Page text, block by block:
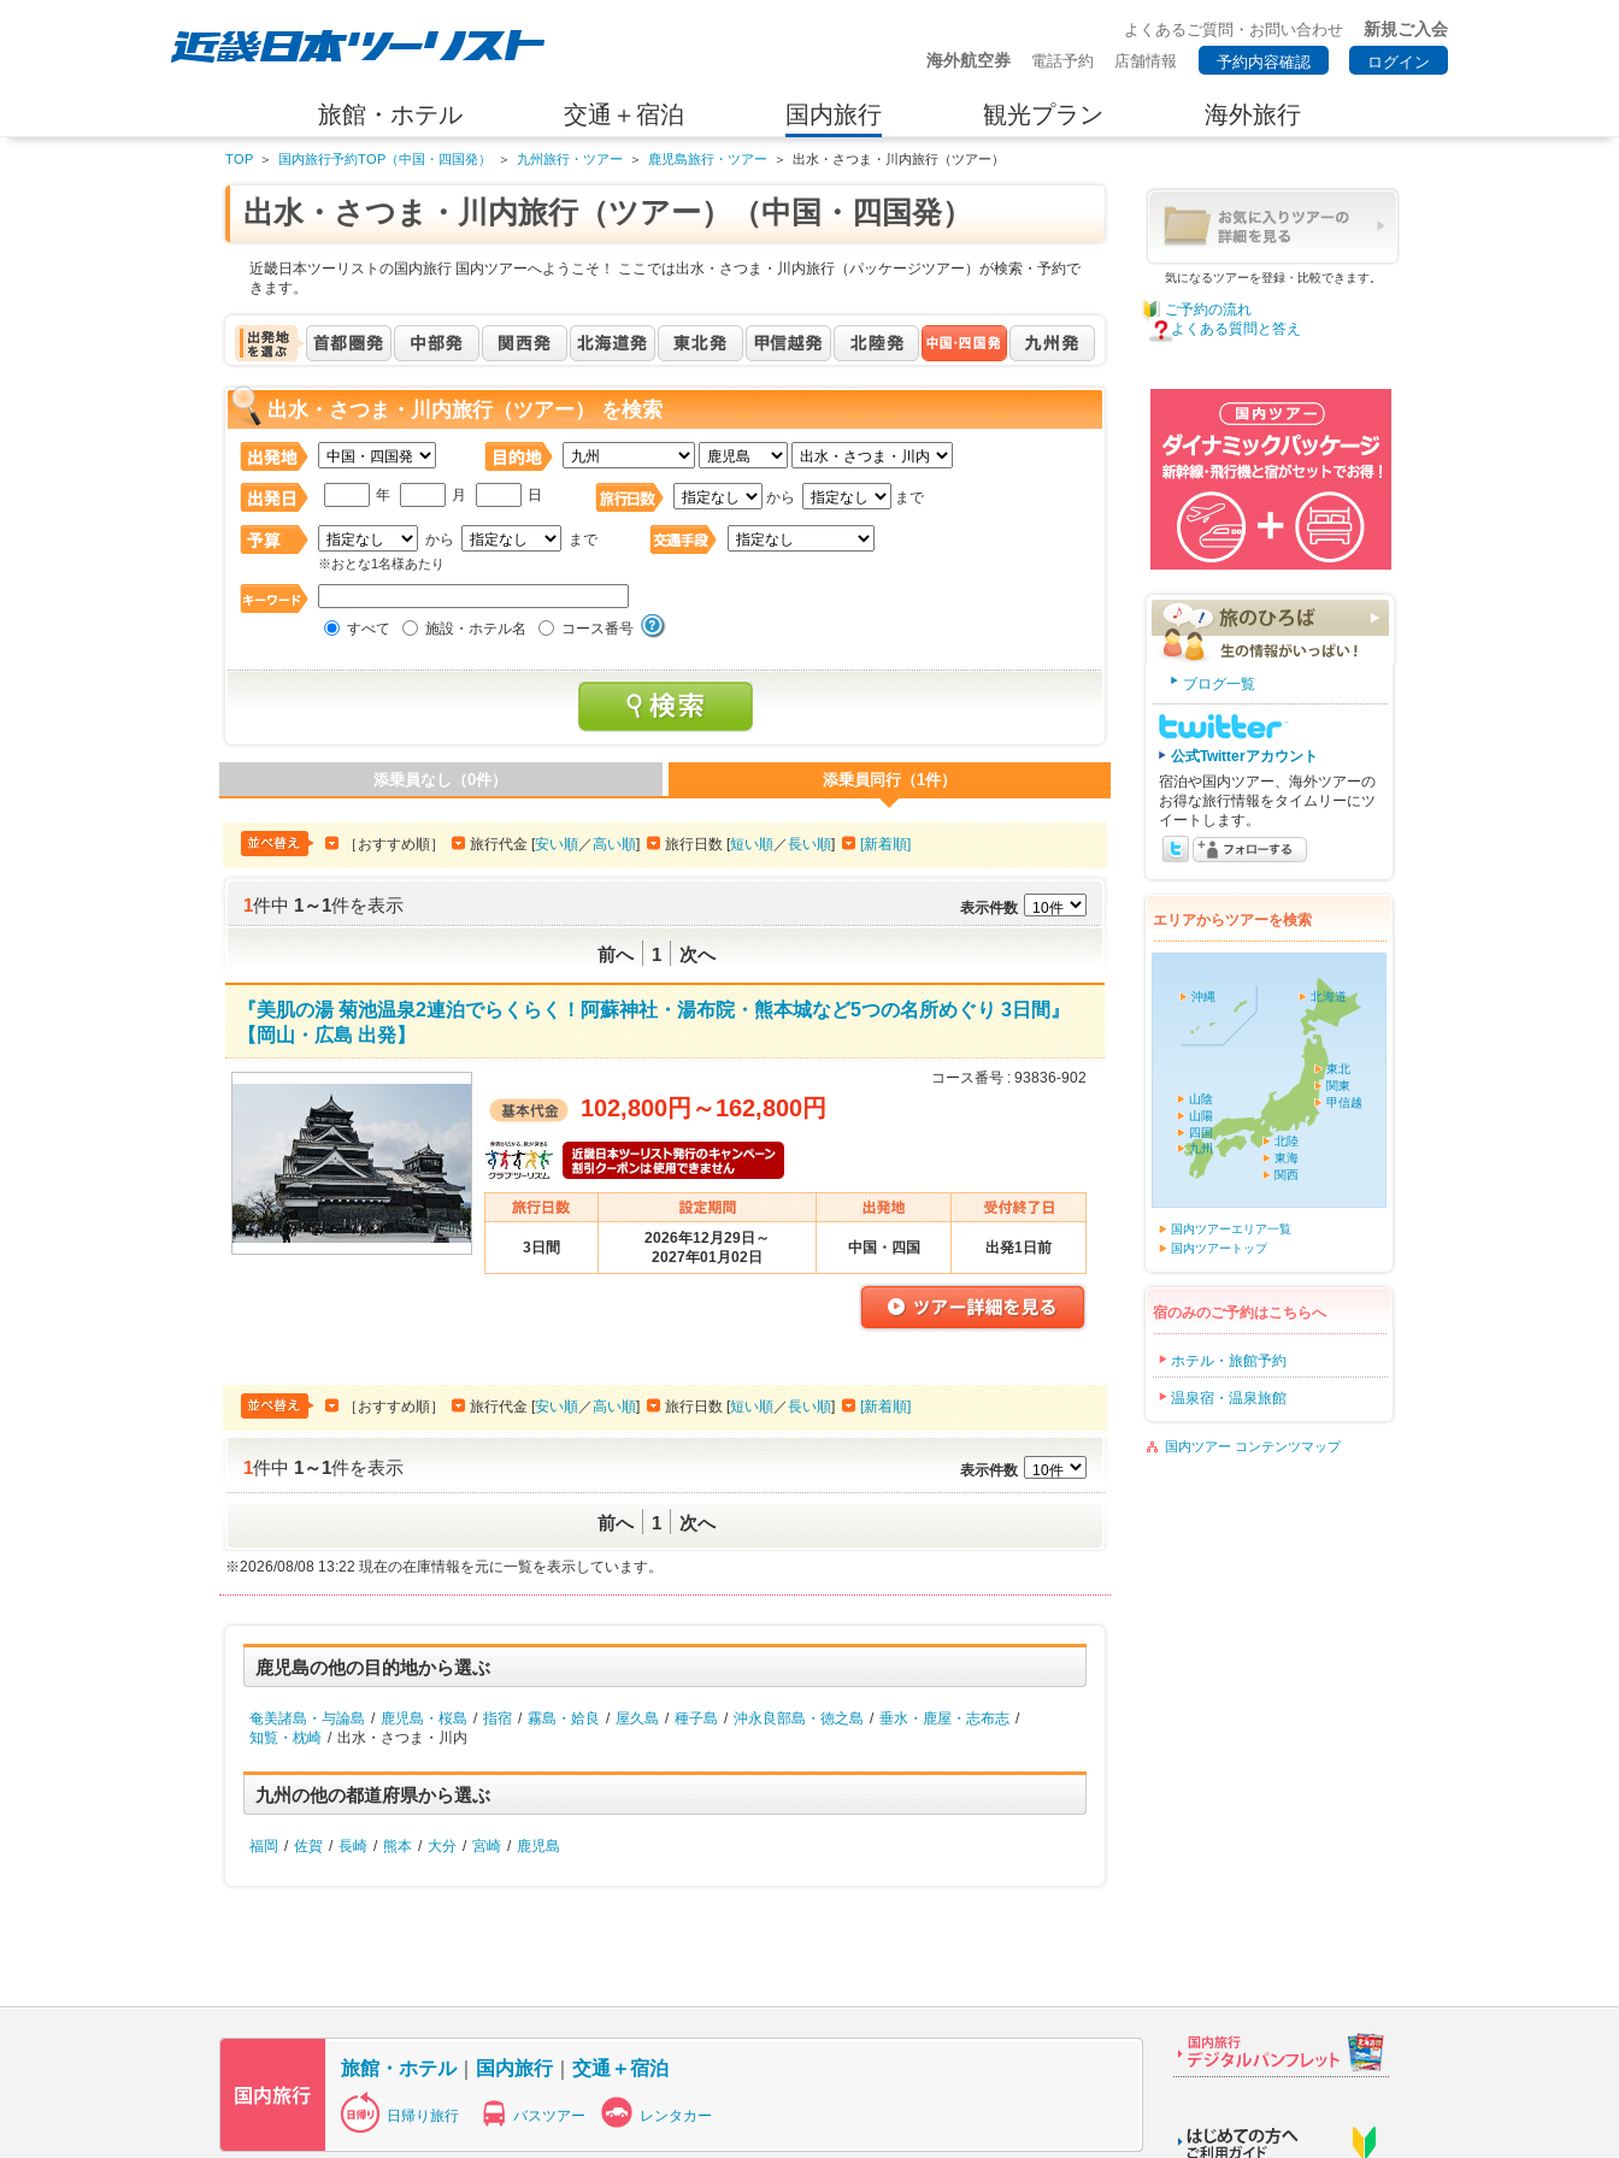
よくあるご質問・お問い合わせ
新規ご入会
海外航空券
電話予約 店舗情報 予約内容確認 ログイン
旅館・ホテル 交通＋宿泊 国内旅行 観光プラン 海外旅行
TOP ＞ 国内旅行予約TOP（中国・四国発） ＞ 九州旅行・ツアー ＞ 鹿児島旅行・ツアー ＞ 出水・さつま・川内旅行（ツアー）
出水・さつま・川内旅行（ツアー）（中国・四国発）
近畿日本ツーリストの国内旅行 国内ツアーへようこそ！ ここでは出水・さつま・川内旅行（パッケージツアー）が検索・予約で
きます。
出水・さつま・川内旅行（ツアー） を検索
年 月 日 から まで
から まで
※おとな1名様あたり
すべて 施設・ホテル名 コース番号
添乗員なし（0件） 添乗員同行（1件）
［おすすめ順］ 旅行代金 [安い順／高い順] 旅行日数 [短い順／長い順] [新着順]
1件中1～1件を表示 表示件数
前へ 1 次へ
『美肌の湯 菊池温泉2連泊でらくらく！阿蘇神社・湯布院・熊本城など5つの名所めぐり 3日間』
【岡山・広島 出発】
コース番号 : 93836-902
102,800円 ～162,800円
3日間
2026年12月29日～
2027年01月02日
中国・四国 出発1日前
［おすすめ順］ 旅行代金 [安い順／高い順] 旅行日数 [短い順／長い順] [新着順]
1件中1～1件を表示 表示件数
前へ 1 次へ
※2026/08/08 13:22 現在の在庫情報を元に一覧を表示しています。
鹿児島の他の目的地から選ぶ
奄美諸島・与論島 / 鹿児島・桜島 / 指宿 / 霧島・姶良 / 屋久島 / 種子島 / 沖永良部島・徳之島 / 垂水・鹿屋・志布志 /
知覧・枕崎 / 出水・さつま・川内
九州の他の都道府県から選ぶ
福岡 / 佐賀 / 長崎 / 熊本 / 大分 / 宮崎 / 鹿児島
気になるツアーを登録・比較できます。
ご予約の流れ
よくある質問と答え
ブログ一覧
公式Twitterアカウント
宿泊や国内ツアー、海外ツアーの
お得な旅行情報をタイムリーにツ
イートします。
エリアからツアーを検索
北海道
東北
関東
甲信越
北陸
東海
関西
山陰
山陽
四国
九州
沖縄
国内ツアーエリア一覧
国内ツアートップ
宿のみのご予約はこちらへ
ホテル・旅館予約
温泉宿・温泉旅館
国内ツアー コンテンツマップ
旅館・ホテル｜ 国内旅行｜ 交通＋宿泊
日帰り旅行 バスツアー レンタカー